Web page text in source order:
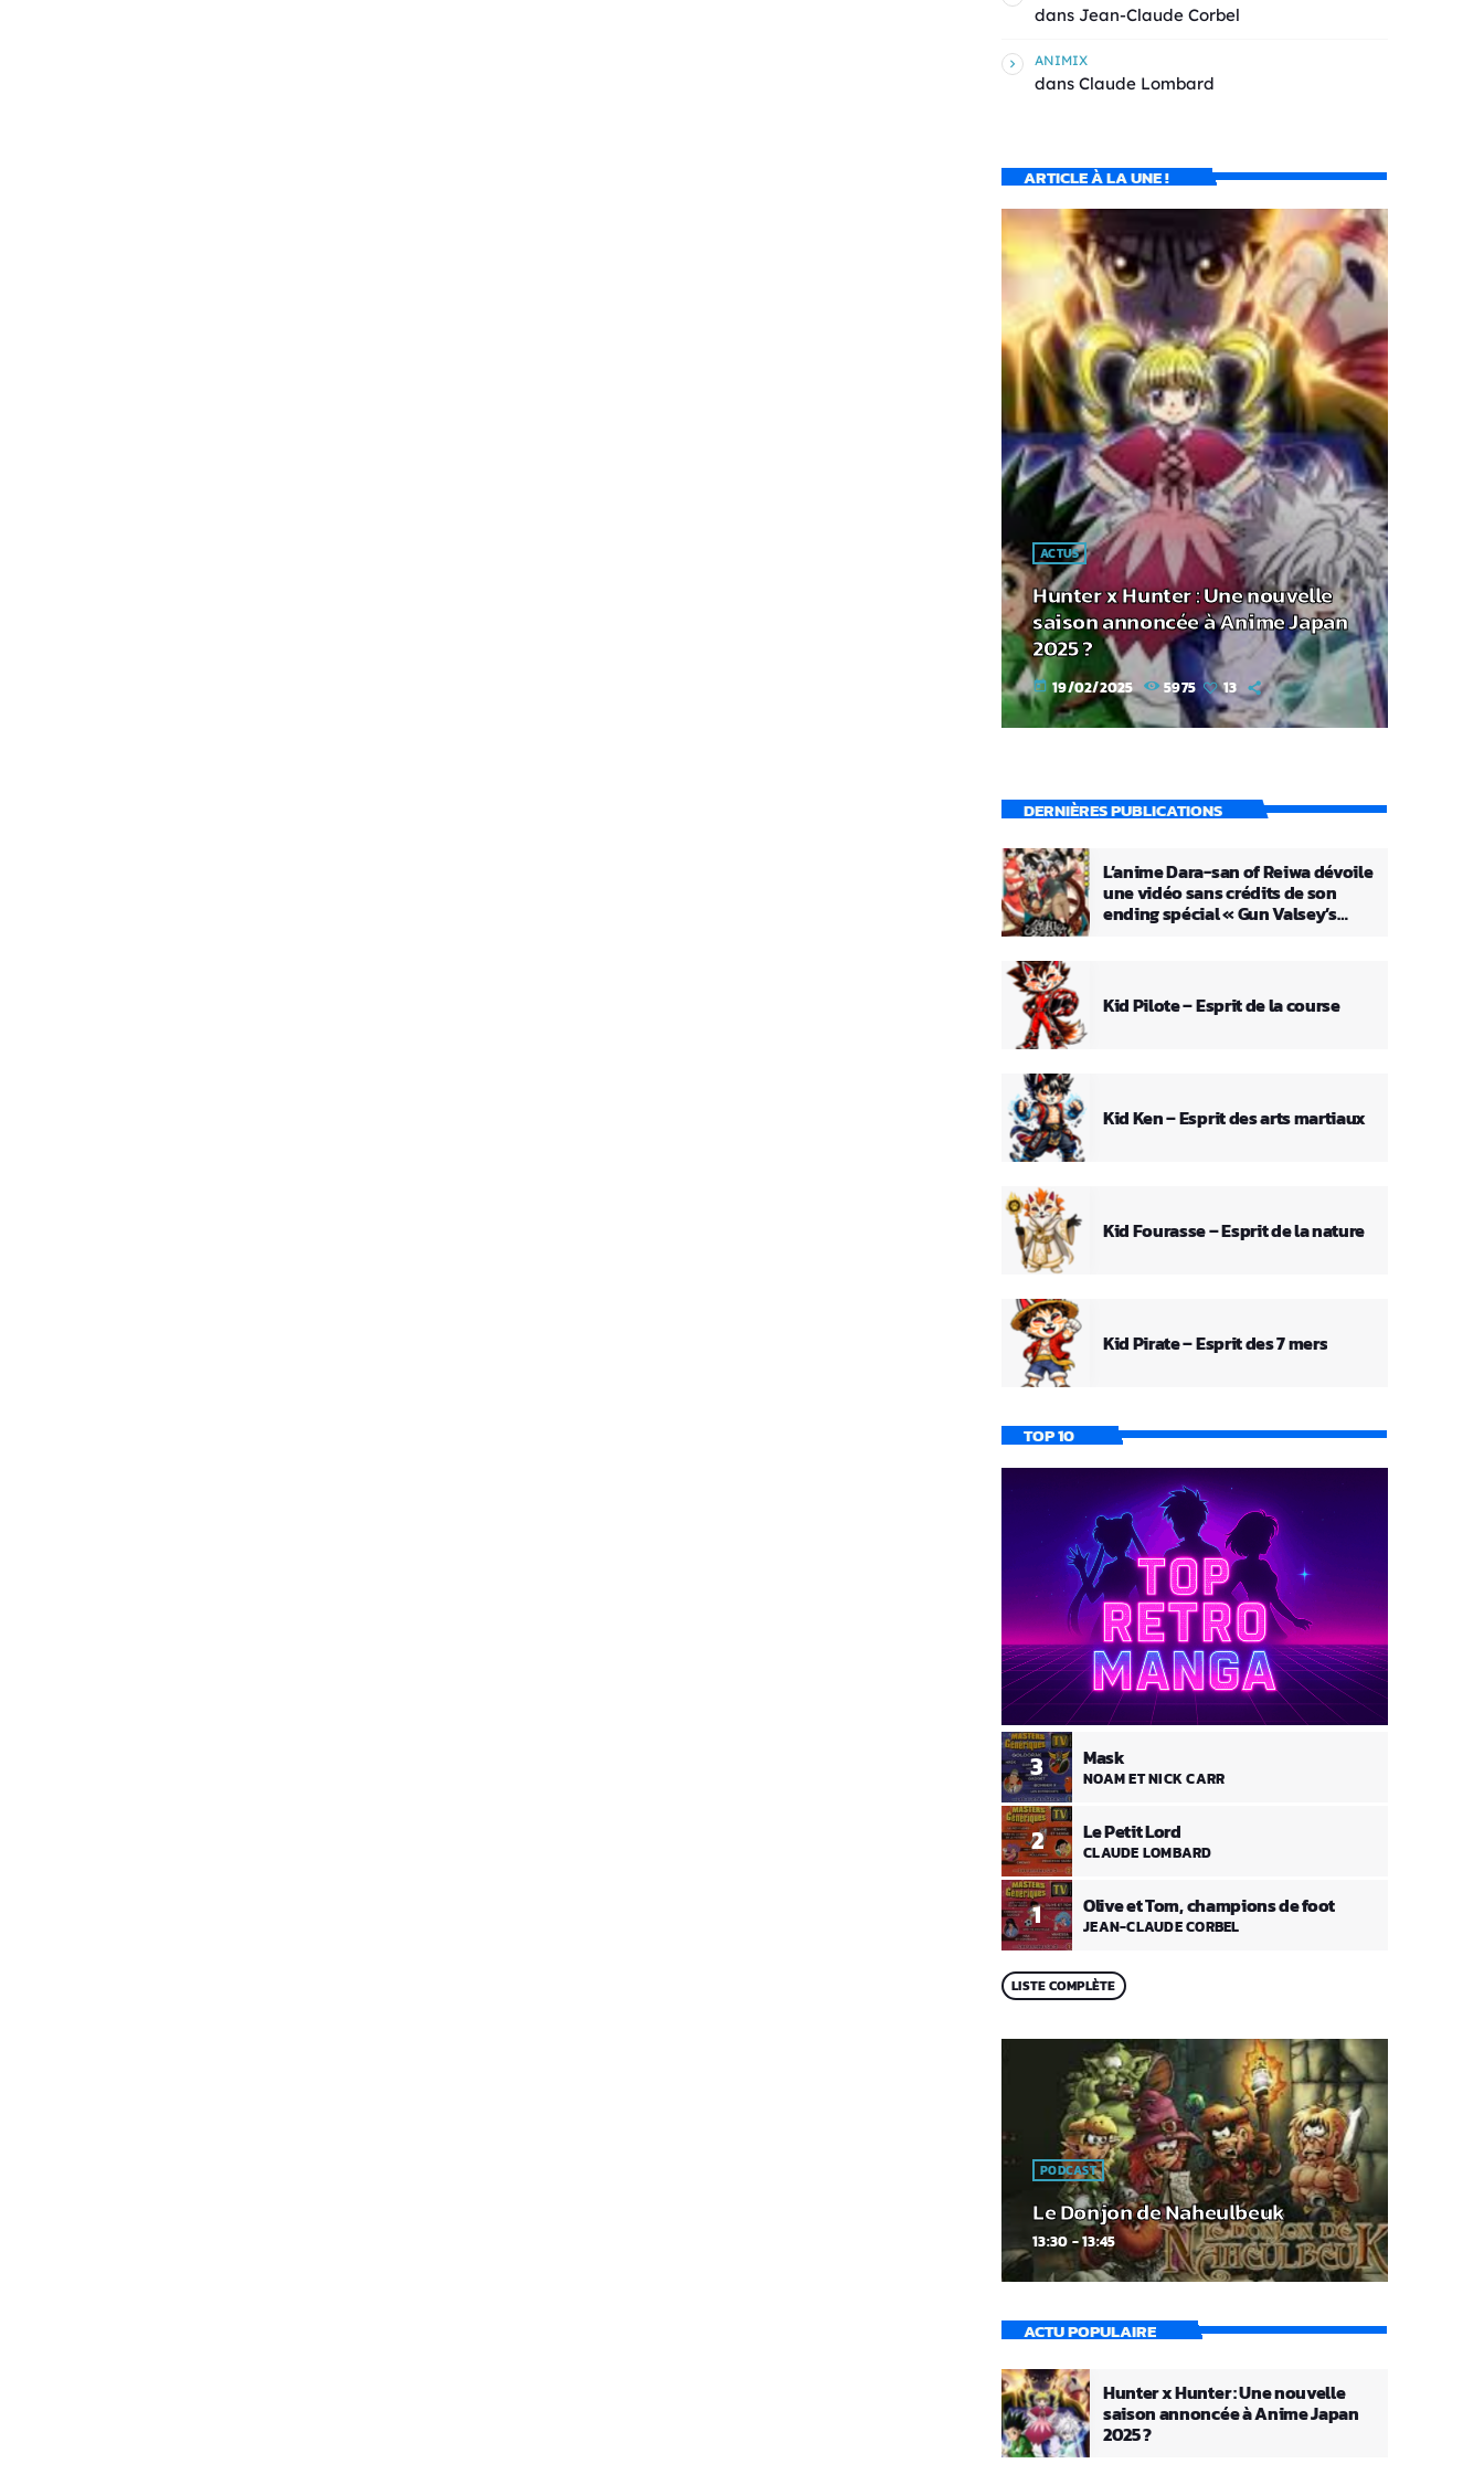
dans Jean-Claude Corbel
ANIMIX
dans Claude Lombard
ARTICLE À LA UNE !
ACTUS
Hunter x Hunter : Une nouvelle
saison annoncée à Anime Japan
2025 ?
today 19/02/2025 5975 13
DERNIÈRES PUBLICATIONS
L’anime Dara-san of Reiwa dévoile
une vidéo sans crédits de son
ending spécial « Gun Valsey’s
Kid Pilote – Esprit de la course
Kid Ken – Esprit des arts martiaux
Kid Fourasse – Esprit de la nature
Kid Pirate – Esprit des 7 mers
TOP 10
1 Olive et Tom, champions de foot
JEAN-CLAUDE CORBEL
2 Le Petit Lord
CLAUDE LOMBARD
3 Mask
NOAM ET NICK CARR
LISTE COMPLÈTE
PODCAST
Le Donjon de Naheulbeuk
13:30 - 13:45
ACTU POPULAIRE
Hunter x Hunter : Une nouvelle
saison annoncée à Anime Japan
2025 ?